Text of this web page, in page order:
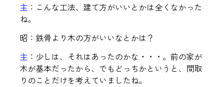
主 ：こんな工法、建て方がいいとかは全くなかった
ね。
昭：鉄骨より木の方がいいなとかは？
主 ：少しは、それはあったのかな・・・。前の家が
木が基本だったから、でもどっちかというと、間取
りのことだけを考えていましたね。